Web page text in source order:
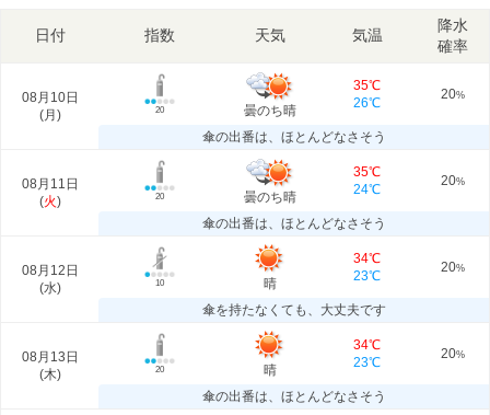
日付 指数 天気 気温
降水
確率
08月10日
(月 ) 20 曇のち晴
35℃
26℃
20%
傘の出番は、ほとんどなさそう
08月11日
(火) 20 曇のち晴
35℃
24℃
20%
傘の出番は、ほとんどなさそう
08月12日
(水) 10 晴
34℃
23℃
20%
傘を持たなくても、大丈夫です
08月13日
(木) 20 晴
34℃
23℃
20%
傘の出番は、ほとんどなさそう